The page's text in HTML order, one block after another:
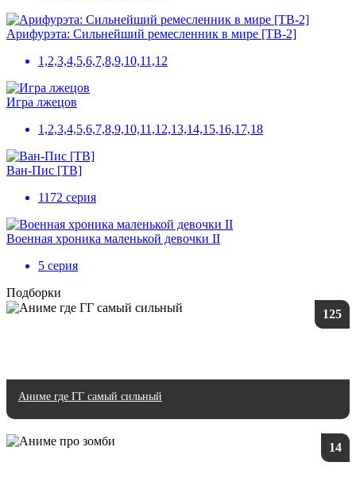
Арифурэта: Сильнейший ремесленник в мире [ТВ-2]
1,2,3,4,5,6,7,8,9,10,11,12
Игра лжецов
1,2,3,4,5,6,7,8,9,10,11,12,13,14,15,16,17,18
Ван-Пис [ТВ]
1172 серия
Военная хроника маленькой девочки II
5 серия
Подборки
125
Аниме где ГГ самый сильный
14